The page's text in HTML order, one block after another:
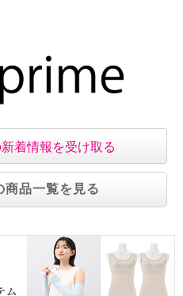
着情報を受け取る
商品一覧を見る